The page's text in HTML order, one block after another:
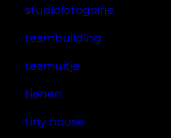
studiofotografie
teambuilding
teamuitje
tienen
tiny house